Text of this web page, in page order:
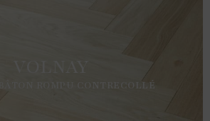
ROMPU CONTRECOLLÉ